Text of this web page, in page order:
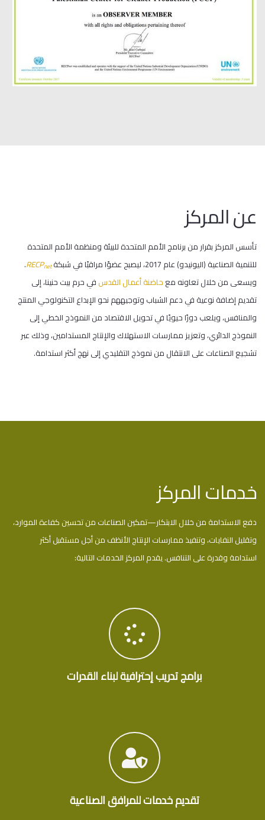
عن المركز
تأسس المركز بقرار من برنامج الأمم المتحدة للبيئة ومنظمة الأمم المتحدة
للتنمية الصناعية (اليونيدو) عام 2017، ليصبح عضوًا مراقبًا في شبكة
RECPnet
.
ويسعى من خلال تعاونه مع حاضنةأعمال القدس في حرم بيت حنينا، إلى
تقديم إضافة نوعية في دعم الشباب وتوجيههم نحو الإبداع التكنولوجي المنتج
والمنافس، ويلعب دورًا حيويًا في تحويل الاقتصاد من النموذج الخطي إلى
النموذج الدائري، وتعزيز ممارسات الاستهلاك والإنتاج المستدامين، وذلك عبر
تشجيع الصناعات على الانتقال من نموذج التقليدي إلى نهج أكثر استدامة.
خدمات المركز
دفع الاستدامة من خلال الابتكار—تمكين الصناعات من تحسين كفاءة الموارد،
وتقليل النفايات، وتنفيذ ممارسات الإنتاج الأنظف من أجل مستقبل أكثر
استدامة وقدرة على التنافس. يقدم المركز الخدمات التالية:
برامج تدريب إحترافية لبناء القدرات
تقديم خدمات للمرافق الصناعية